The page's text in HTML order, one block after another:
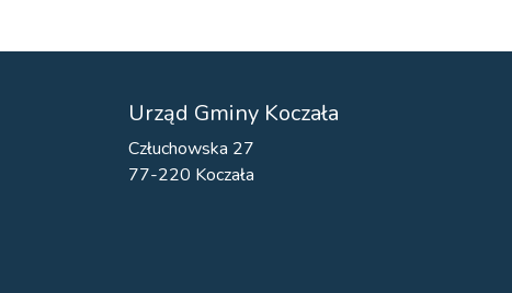
Urząd Gminy Koczała
Człuchowska 27
77-220 Koczała